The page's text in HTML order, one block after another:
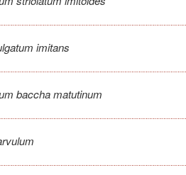
imitans
baccha matutinum